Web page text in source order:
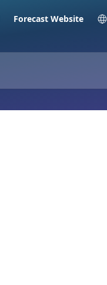
Forecast Website